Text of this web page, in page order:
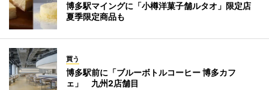
博多駅マイングに「小樽洋菓子舗ルタオ」限定店
夏季限定商品も
買う
博多駅前に「ブルーボトルコーヒー 博多カフ
ェ」 九州2店舗目